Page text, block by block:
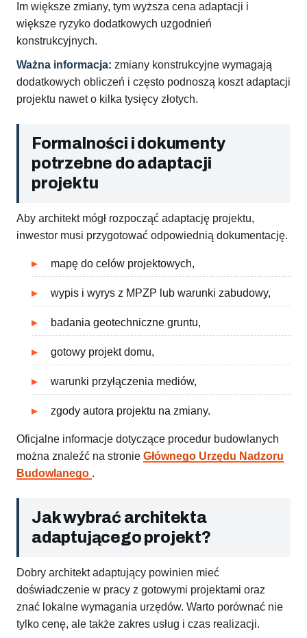
Im większe zmiany, tym wyższa cena adaptacji i
większe ryzyko dodatkowych uzgodnień
konstrukcyjnych.
Ważna informacja: zmiany konstrukcyjne wymagają
dodatkowych obliczeń i często podnoszą koszt adaptacji
projektu nawet o kilka tysięcy złotych.
Formalności i dokumenty
potrzebne do adaptacji
projektu
Aby architekt mógł rozpocząć adaptację projektu,
inwestor musi przygotować odpowiednią dokumentację.
mapę do celów projektowych,
wypis i wyrys z MPZP lub warunki zabudowy,
badania geotechniczne gruntu,
gotowy projekt domu,
warunki przyłączenia mediów,
zgody autora projektu na zmiany.
Oficjalne informacje dotyczące procedur budowlanych
można znaleźć na stronie Głównego Urzędu Nadzoru
Budowlanego .
Jak wybrać architekta
adaptującego projekt?
Dobry architekt adaptujący powinien mieć
doświadczenie w pracy z gotowymi projektami oraz
znać lokalne wymagania urzędów. Warto porównać nie
tylko cenę, ale także zakres usług i czas realizacji.